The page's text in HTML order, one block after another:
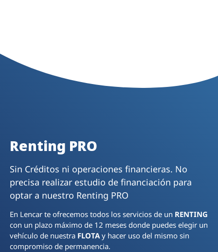
Renting PRO
Sin Créditos ni operaciones financieras. No
precisa realizar estudio de financiación para
optar a nuestro Renting PRO
En Lencar te ofrecemos todos los servicios de un RENTING
con un plazo máximo de 12 meses donde puedes elegir un
vehículo de nuestra FLOTAy hacer uso del mismo sin
compromiso de permanencia.